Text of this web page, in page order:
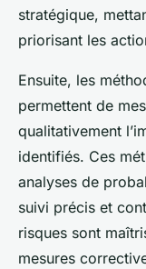
stratégique,
priorisant les
Ensuite, les
permettent de
qualitativement
identifiés. Ces
analyses de
suivi précis et
risques sont
mesures